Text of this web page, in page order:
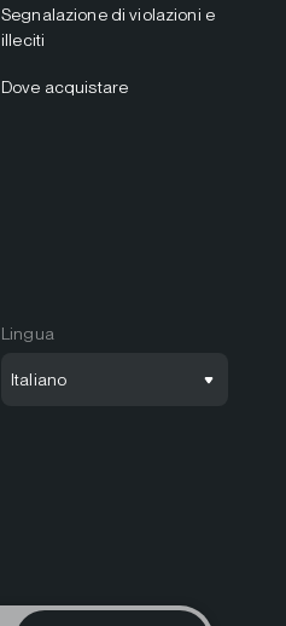
Segnalazione di violazioni e
illeciti
Dove acquistare
Lingua
Italiano